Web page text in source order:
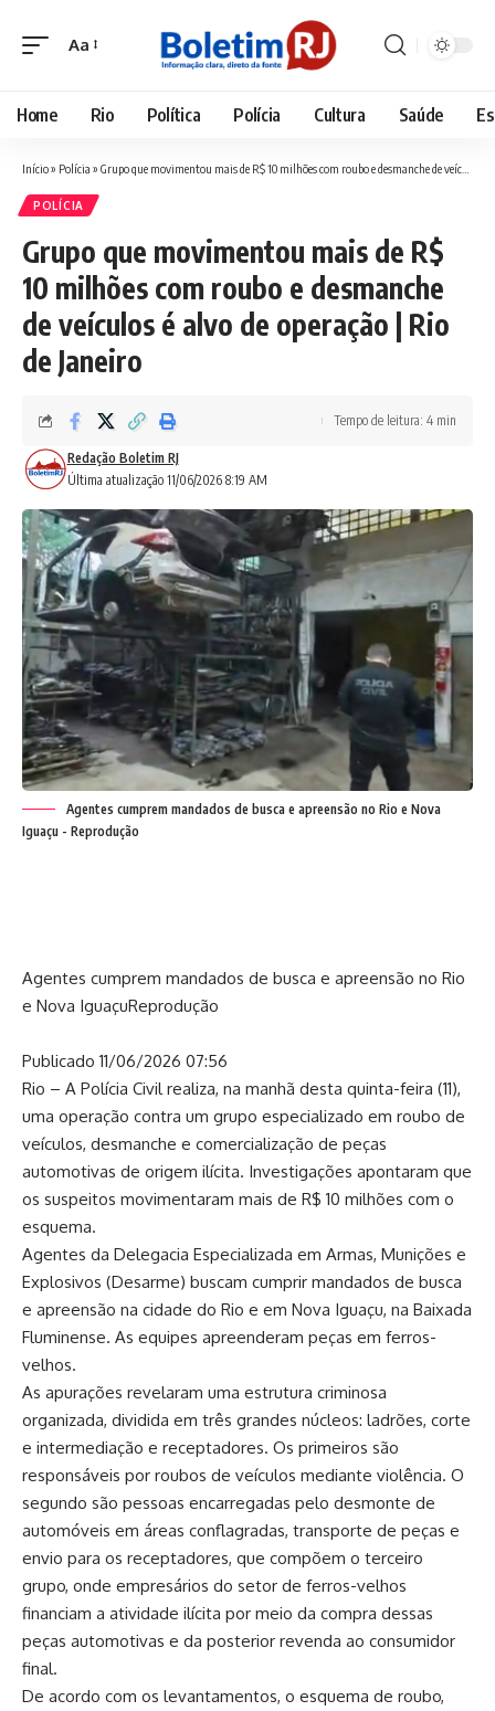
Font
Aa
Home Rio Política Polícia Cultura Saúde
Início» Polícia » Grupo que movimentou mais de R$ 10 milhões com roubo e desmanche de veículos é alvo de operação | Rio de Janeiro
POLÍCIA
Grupo que movimentou mais de R$
10 milhões com roubo e desmanche
de veículos é alvo de operação | Rio
de Janeiro
Última atualização 11/06/2026 8:19 AM
Redação Boletim RJ
Tempo de leitura: 4 min
Agentes cumprem mandados de busca e apreensão no Rio e Nova
Iguaçu - Reprodução
Agentes cumprem mandados de busca e apreensão no Rio
e Nova IguaçuReprodução
Publicado 11/06/2026 07:56
Rio – A Polícia Civil realiza, na manhã desta quinta-feira (11),
uma operação contra um grupo especializado em roubo de
veículos, desmanche e comercialização de peças
automotivas de origem ilícita. Investigações apontaram que
os suspeitos movimentaram mais de R$ 10 milhões com o
esquema.
Agentes da Delegacia Especializada em Armas, Munições e
Explosivos (Desarme) buscam cumprir mandados de busca
e apreensão na cidade do Rio e em Nova Iguaçu, na Baixada
Fluminense. As equipes apreenderam peças em ferros-
velhos.
As apurações revelaram uma estrutura criminosa
organizada, dividida em três grandes núcleos: ladrões, corte
e intermediação e receptadores. Os primeiros são
responsáveis por roubos de veículos mediante violência. O
segundo são pessoas encarregadas pelo desmonte de
automóveis em áreas conflagradas, transporte de peças e
envio para os receptadores, que compõem o terceiro
grupo, onde empresários do setor de ferros-velhos
financiam a atividade ilícita por meio da compra dessas
peças automotivas e da posterior revenda ao consumidor
final.
De acordo com os levantamentos, o esquema de roubo,